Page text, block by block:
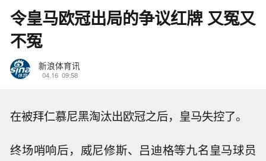
令皇马欧冠出局的争议红牌 又冤又
不冤
新浪体育讯
04.16 09:58
在被拜仁慕尼黑淘汰出欧冠之后，皇马失控了。
终场哨响后，威尼修斯、吕迪格等九名皇马球员